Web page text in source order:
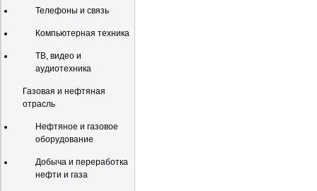
Телефоны и связь
Компьютерная техника
ТВ, видео и
аудиотехника
Газовая и нефтяная
отрасль
Нефтяное и газовое
оборудование
Добыча и переработка
нефти и газа